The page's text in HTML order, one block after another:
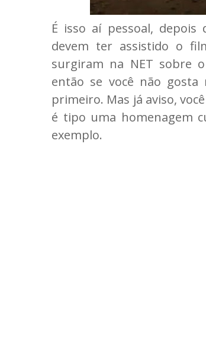
É isso aí pessoal, depois
devem ter assistido o
surgiram na NET sobre
então se você não gosta
primeiro. Mas já aviso,
é tipo uma homenagem
exemplo.